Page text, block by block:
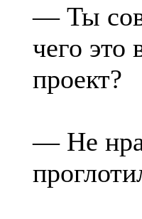
— Ты
чего это
проект?
— Не